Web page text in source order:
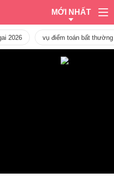
MỚI NHẤT
2026 vụ điểm toán bất